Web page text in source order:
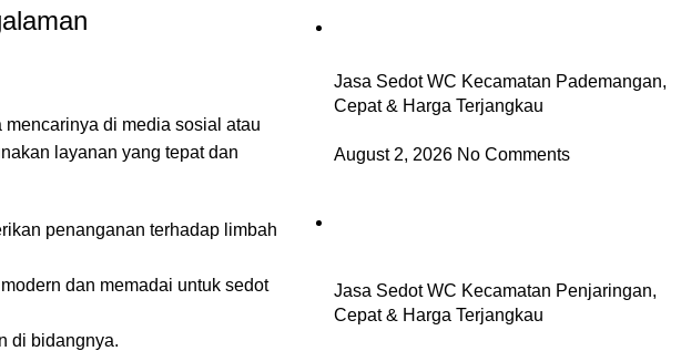
di media sosial atau
layanan yang tepat dan
penanganan terhadap limbah
dan memadai untuk sedot
di bidangnya.
Jasa Sedot WC Kecamatan Pademangan,
Cepat & Harga Terjangkau
August 2, 2026 No Comments
Jasa Sedot WC Kecamatan Penjaringan,
Cepat & Harga Terjangkau